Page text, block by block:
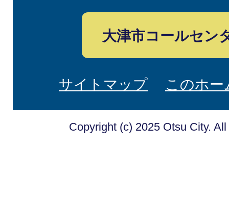
大津市コールセン
サイトマップ このホ
Copyright (c) 2025 Otsu City.